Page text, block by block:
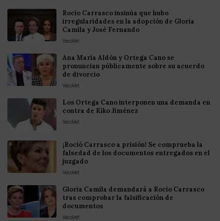
Rocío Carrasco insinúa que hubo
irregularidades en la adopción de Gloria
Camila y José Fernando
VecoVet
Ana María Aldón y Ortega Cano se
pronuncian públicamente sobre su acuerdo
de divorcio
VecoVet
Los Ortega Cano interponen una demanda en
contra de Kiko Jiménez
VecoVet
¡Roció Carrasco a prisión! Se comprueba la
falsedad de los documentos entregados en el
juzgado
VecoVet
Gloria Camila demandará a Rocío Carrasco
tras comprobar la falsificación de
documentos
VecoVet